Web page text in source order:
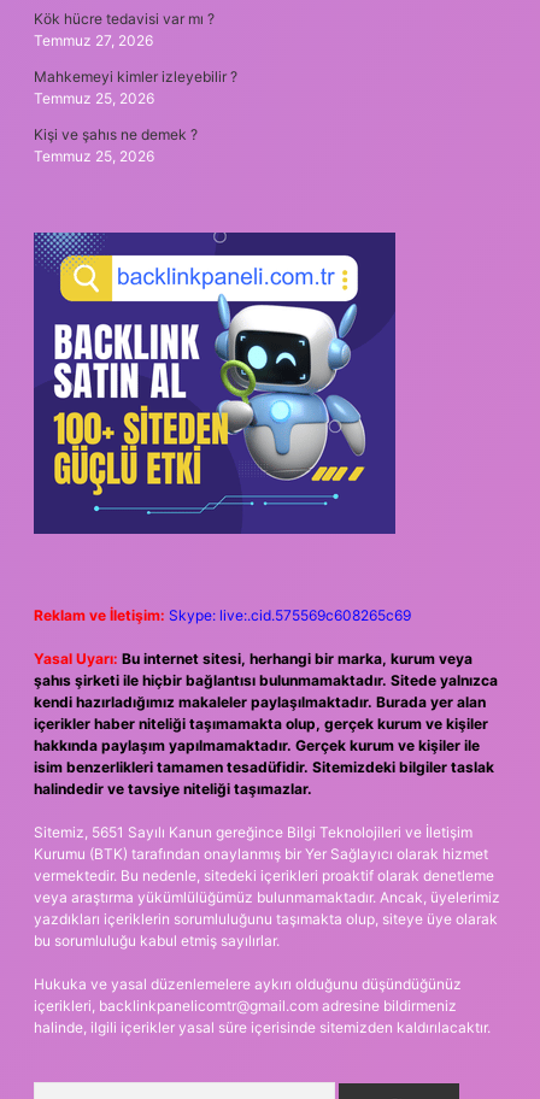
Kök hücre tedavisi var mı ?
Temmuz 27, 2026
Mahkemeyi kimler izleyebilir ?
Temmuz 25, 2026
Kişi ve şahıs ne demek ?
Temmuz 25, 2026
Reklam ve İletişim: Skype: live:.cid.575569c608265c69
Yasal Uyarı: Bu internet sitesi, herhangi bir marka, kurum veya
şahıs şirketi ile hiçbir bağlantısı bulunmamaktadır. Sitede yalnızca
kendi hazırladığımız makaleler paylaşılmaktadır. Burada yer alan
içerikler haber niteliği taşımamakta olup, gerçek kurum ve kişiler
hakkında paylaşım yapılmamaktadır. Gerçek kurum ve kişiler ile
isim benzerlikleri tamamen tesadüfidir. Sitemizdeki bilgiler taslak
halindedir ve tavsiye niteliği taşımazlar.
Sitemiz, 5651 Sayılı Kanun gereğince Bilgi Teknolojileri ve İletişim
Kurumu (BTK) tarafından onaylanmış bir Yer Sağlayıcı olarak hizmet
vermektedir. Bu nedenle, sitedeki içerikleri proaktif olarak denetleme
veya araştırma yükümlülüğümüz bulunmamaktadır. Ancak, üyelerimiz
yazdıkları içeriklerin sorumluluğunu taşımakta olup, siteye üye olarak
bu sorumluluğu kabul etmiş sayılırlar.
Hukuka ve yasal düzenlemelere aykırı olduğunu düşündüğünüz
içerikleri, backlinkpanelicomtr@gmail.com adresine bildirmeniz
halinde, ilgili içerikler yasal süre içerisinde sitemizden kaldırılacaktır.